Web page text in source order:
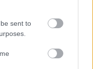
sent to
cikkre szeretnék